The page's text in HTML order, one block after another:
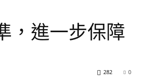
，進一步保障
0
282